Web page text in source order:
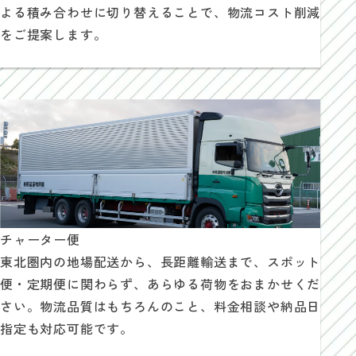
よる積み合わせに切り替えることで、物流コスト削減
をご提案します。
チャーター便
東北圏内の地場配送から、長距離輸送まで、スポット
便・定期便に関わらず、あらゆる荷物をおまかせくだ
さい。物流品質はもちろんのこと、料金相談や納品日
指定も対応可能です。